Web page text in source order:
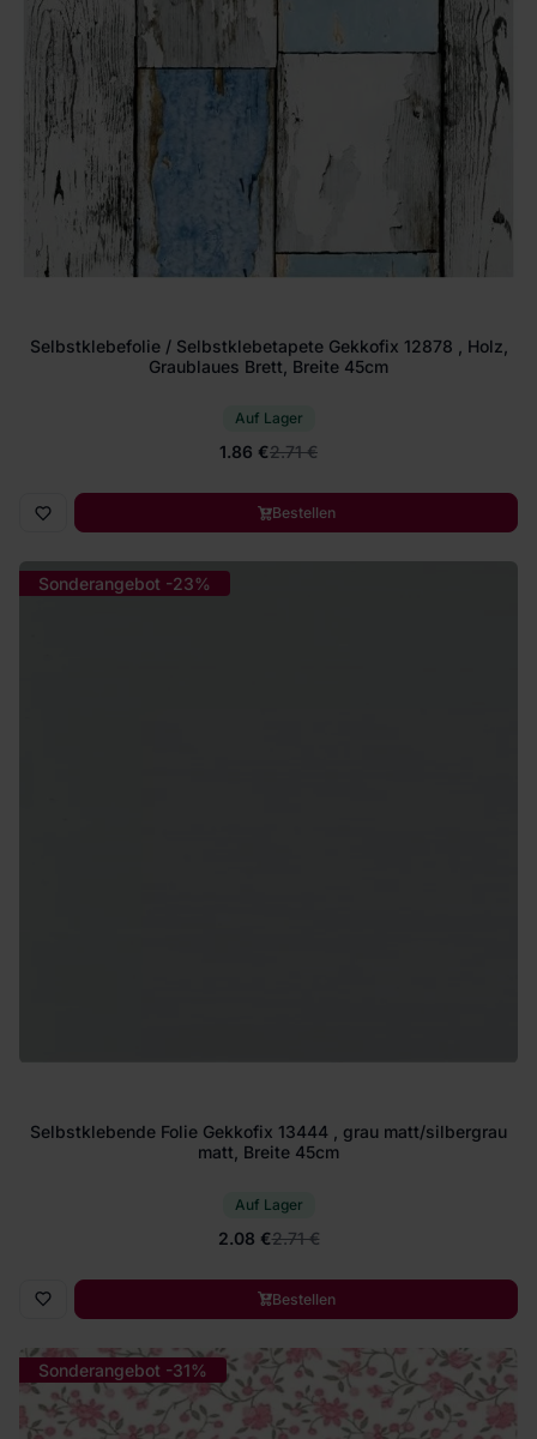
Selbstklebefolie / Selbstklebetapete Gekkofix 12878 , Holz,
Graublaues Brett, Breite 45cm
Auf Lager
1.86 €2.71 €
Bestellen
Sonderangebot -23%
Selbstklebende Folie Gekkofix 13444 , grau matt/silbergrau
matt, Breite 45cm
Auf Lager
2.08 €2.71 €
Bestellen
Sonderangebot -31%